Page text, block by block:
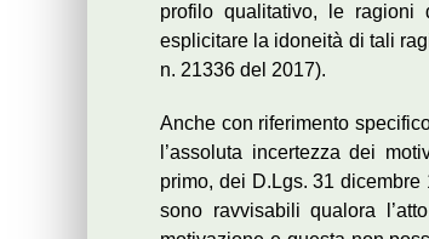
profilo qualitativo, le
esplicitare la idoneità di tali
n. 21336 del 2017).
Anche con riferimento
l’assoluta incertezza dei
primo, dei D.Lgs. 31
sono ravvisabili qualora